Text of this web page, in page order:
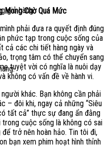
giỏ hàng.
Mong Chờ Quá Mức
phải đưa ra quyết định đúng
phức tạp trong cuộc sống của
cả các chi tiết hàng ngày và
trọng tâm có thể chuyển sang
tuyệt vời có nghĩa là nuôi dạy
không có vấn đề về hành vi.
khác. Bạn không cần phải
– đôi khi, ngay cả những “Siêu
tất cả” thực sự đang ẩn đằng
cuộc sống là không có sai
trở nên hoàn hảo. Tin tôi đi,
bạn xem phim hoạt hình thỉnh